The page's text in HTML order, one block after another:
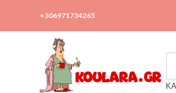
+306971734265